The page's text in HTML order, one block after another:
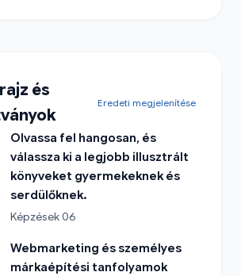
és
Eredeti megjelenítése
Olvassa fel hangosan, és
válassza ki a legjobb illusztrált
könyveket gyermekeknek és
serdülőknek.
Képzések 06
Webmarketing és személyes
márkaépítési tanfolyamok